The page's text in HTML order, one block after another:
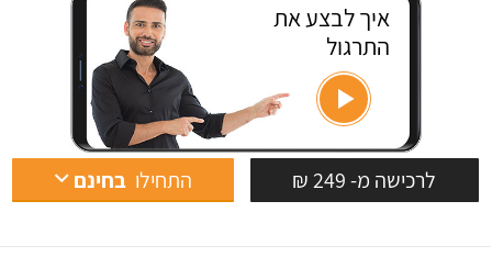
לרכישה מ- 249 ₪ התחילובחינם
איך לבצע את
התרגול